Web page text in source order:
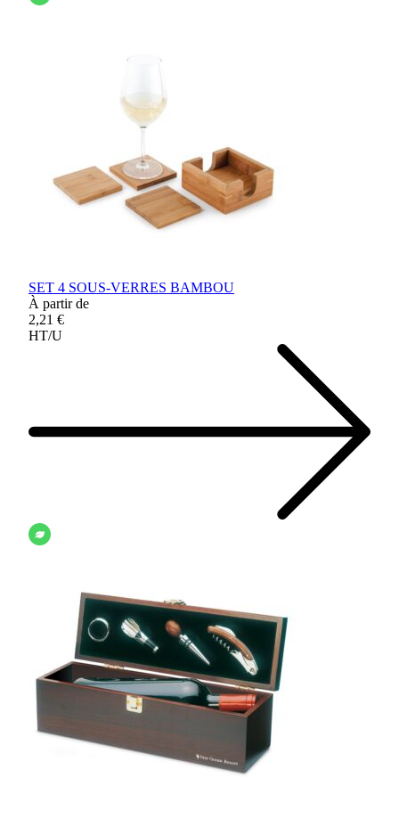
SET 4 SOUS-VERRES BAMBOU
À partir de
2,21 €
HT/U